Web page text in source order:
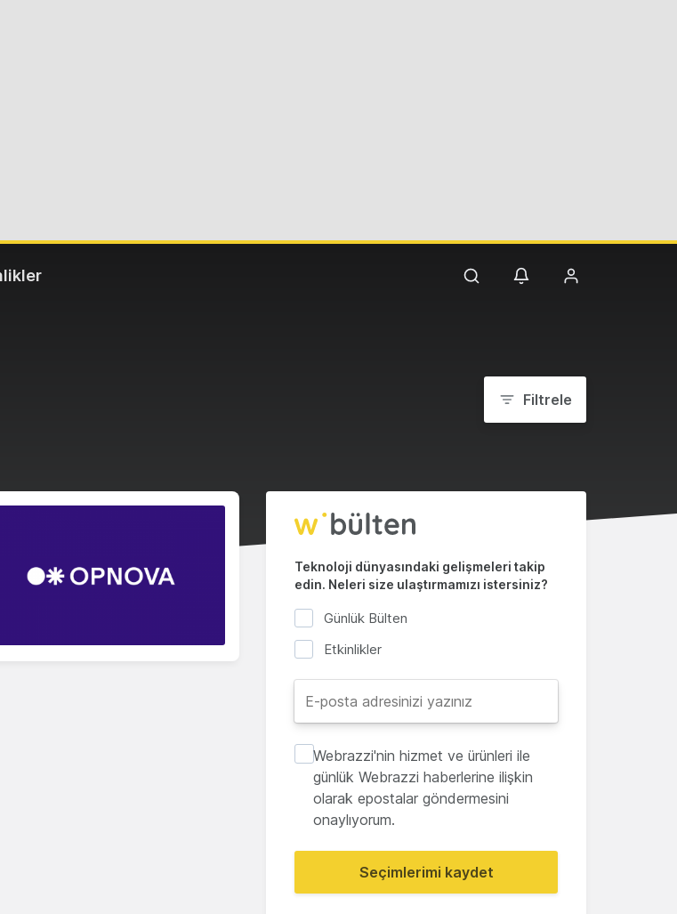
Filtrele
Teknoloji dünyasındaki gelişmeleri takip
edin. Neleri size ulaştırmamızı istersiniz?
Günlük Bülten
Etkinlikler
Webrazzi'nin hizmet ve ürünleri ile
günlük Webrazzi haberlerine ilişkin
olarak epostalar göndermesini
onaylıyorum.
Seçimlerimi kaydet